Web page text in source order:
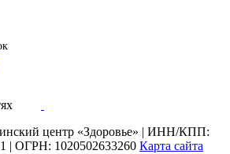
центр «Здоровье» | ИНН/КПП:
| ОГРН: 1020502633260 Карта сайта